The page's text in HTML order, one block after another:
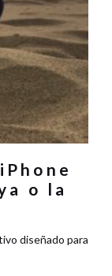
o la
diseñado para